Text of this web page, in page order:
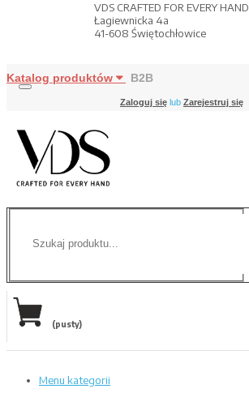
VDS CRAFTED FOR EVERY HAND
Łagiewnicka 4a
41-608 Świętochłowice
Katalog produktów B2B
Zaloguj się lub Zarejestruj się
(pusty)
Menu kategorii